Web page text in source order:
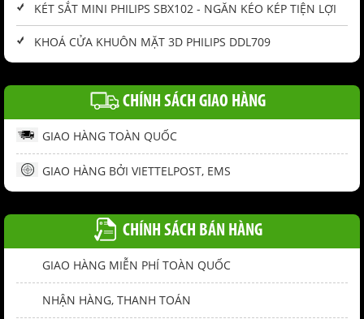
KÉT SẮT MINI PHILIPS SBX102 - NGĂN KÉO KÉP TIỆN LỢI
KHOÁ CỬA KHUÔN MẶT 3D PHILIPS DDL709
CHÍNH SÁCH GIAO HÀNG
GIAO HÀNG TOÀN QUỐC
GIAO HÀNG BỞI VIETTELPOST, EMS
CHÍNH SÁCH BÁN HÀNG
GIAO HÀNG MIỄN PHÍ TOÀN QUỐC
NHẬN HÀNG, THANH TOÁN